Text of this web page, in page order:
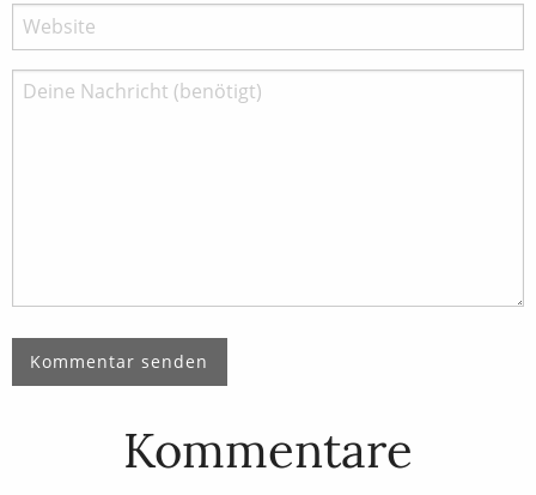
Kommentare